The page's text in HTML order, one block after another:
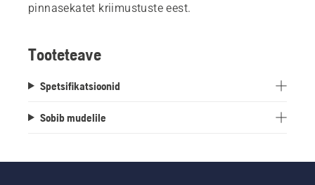
pinnasekatet kriimustuste eest.
Tooteteave
Spetsifikatsioonid
Sobib mudelile